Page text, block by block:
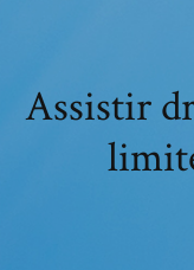
Assistir